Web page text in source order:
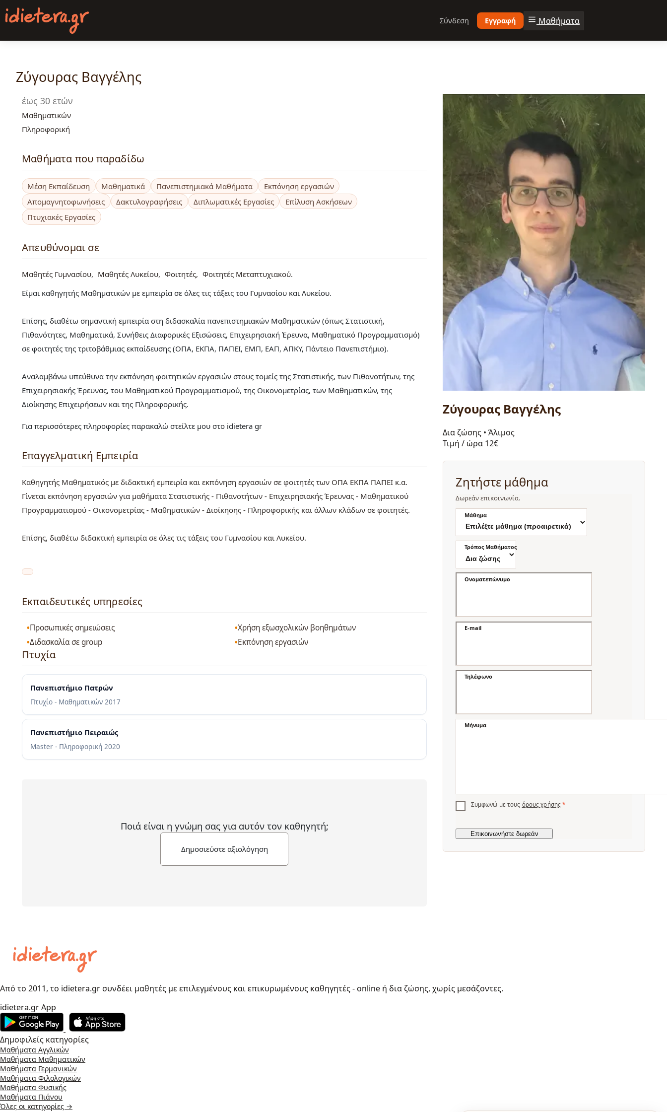
Παράκαμψη
προς
κυρίως
Σύνδεση Εγγραφή Μαθήματα
Ζύγουρας Βαγγέλης
έως 30 ετών
Μαθηματικών
Πληροφορική
Μαθήματα που παραδίδω
Μέση Εκπαίδευση Μαθηματικά Πανεπιστημιακά Μαθήματα
Εκπόνηση εργασιών
Απομαγνητοφωνήσεις
Δακτυλογραφήσεις Διπλωματικές Εργασίες
Επίλυση Ασκήσεων
Πτυχιακές Εργασίες
Απευθύνομαι σε
Μαθητές Γυμνασίου Μαθητές Λυκείου Φοιτητές
Φοιτητές Μεταπτυχιακού
Είμαι καθηγητής Μαθηματικών με εμπειρία σε όλες τις τάξεις του Γυμνασίου και Λυκείου.
Επίσης, διαθέτω σημαντική εμπειρία στη διδασκαλία πανεπιστημιακών Μαθηματικών (όπως Στατιστική,
Πιθανότητες, Μαθηματικά, Συνήθεις Διαφορικές Εξισώσεις, Επιχειρησιακή Έρευνα, Μαθηματικό Προγραμματισμό)
σε φοιτητές της τριτοβάθμιας εκπαίδευσης (ΟΠΑ, ΕΚΠΑ, ΠΑΠΕΙ, ΕΜΠ, ΕΑΠ, ΑΠΚΥ, Πάντειο Πανεπιστήμιο).
Αναλαμβάνω υπεύθυνα την εκπόνηση φοιτητικών εργασιών στους τομείς της Στατιστικής, των Πιθανοτήτων, της
Επιχειρησιακής Έρευνας, του Μαθηματικού Προγραμματισμού, της Οικονομετρίας, των Μαθηματικών, της
Διοίκησης Επιχειρήσεων και της Πληροφορικής.
Για περισσότερες πληροφορίες παρακαλώ στείλτε μου στο idietera gr
Επαγγελματική Εμπειρία
Καθηγητής Μαθηματικός με διδακτική εμπειρία και εκπόνηση εργασιών σε φοιτητές των ΟΠΑ ΕΚΠΑ ΠΑΠΕΙ κ.α.
Γίνεται εκπόνηση εργασιών για μαθήματα Στατιστικής - Πιθανοτήτων - Επιχειρησιακής Έρευνας - Μαθηματικού
Προγραμματισμού - Οικονομετρίας - Μαθηματικών - Διοίκησης - Πληροφορικής και άλλων κλάδων σε φοιτητές.
Επίσης, διαθέτω διδακτική εμπειρία σε όλες τις τάξεις του Γυμνασίου και Λυκείου.
Εκπαιδευτικές υπηρεσίες
Προσωπικές σημειώσεις
Χρήση εξωσχολικών βοηθημάτων
Διδασκαλία σε group
Εκπόνηση εργασιών
Πτυχία
Πανεπιστήμιο Πατρών
Πτυχίο - Μαθηματικών 2017
Πανεπιστήμιο Πειραιώς
Master - Πληροφορική 2020
Ποιά είναι η γνώμη σας για αυτόν τον καθηγητή;
Δημοσιεύστε αξιολόγηση
Ζύγουρας Βαγγέλης
Δια ζώσης • Άλιμος
Τιμή / ώρα 12€
Ζητήστε μάθημα
Δωρεάν επικοινωνία.
Μάθημα
Τρόπος Μαθήματος
Ονοματεπώνυμο
E-mail
Τηλέφωνο
Μήνυμα
Συμφωνώ με τους όρους χρήσης *
Από το 2011, το idietera.gr συνδέει μαθητές με επιλεγμένους και επικυρωμένους καθηγητές - online ή δια ζώσης, χωρίς μεσάζοντες.
idietera.gr App
Δημοφιλείς κατηγορίες
Μαθήματα Αγγλικών
Μαθήματα Μαθηματικών
Μαθήματα Γερμανικών
Μαθήματα Φιλολογικών
Μαθήματα Φυσικής
Μαθήματα Πιάνου
Όλες οι κατηγορίες →